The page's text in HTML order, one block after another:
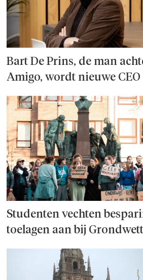
Bart De Prins, de man
Amigo, wordt nieuwe CEO
Studenten vechten
toelagen aan bij